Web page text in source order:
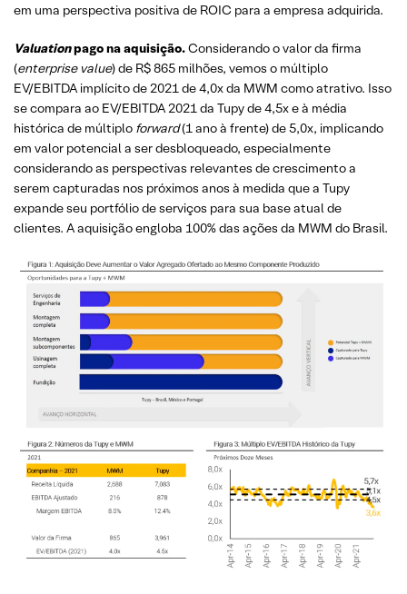
em uma perspectiva positiva de ROIC para a empresa adquirida.
Valuationpago na aquisição.Considerando o valor da firma
(enterprise value) de R$ 865 milhões, vemos o múltiplo
EV/EBITDA implícito de 2021 de 4,0x da MWM como atrativo. Isso
se compara ao EV/EBITDA 2021 da Tupy de 4,5x e à média
histórica de múltiplo forward(1 ano à frente) de 5,0x, implicando
em valor potencial a ser desbloqueado, especialmente
considerando as perspectivas relevantes de crescimento a
serem capturadas nos próximos anos à medida que a Tupy
expande seu portfólio de serviços para sua base atual de
clientes. A aquisição engloba 100% das ações da MWM do Brasil.